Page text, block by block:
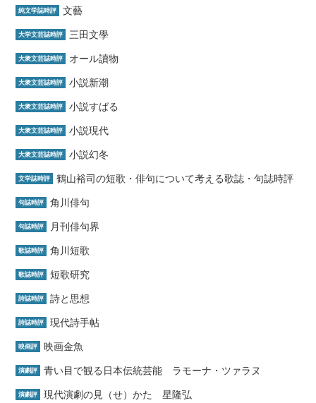
純文学誌時評 文藝
大学文芸誌時評 三田文學
大衆文芸誌時評 オール讀物
大衆文芸誌時評 小説新潮
大衆文芸誌時評 小説すばる
大衆文芸誌時評 小説現代
大衆文芸誌時評 小説幻冬
文学誌時評 鶴山裕司の短歌・俳句について考える歌誌・句誌時評
句誌時評 角川俳句
句誌時評 月刊俳句界
歌誌時評 角川短歌
歌誌時評 短歌研究
詩誌時評 詩と思想
詩誌時評 現代詩手帖
映画評 映画金魚
演劇評 青い目で観る日本伝統芸能 ラモーナ・ツァラヌ
演劇評 現代演劇の見（せ）かた 星隆弘